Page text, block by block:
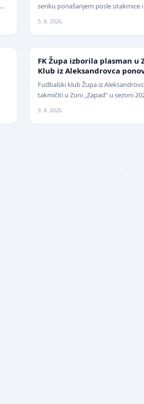
senku ponašanjem posle utakmice
5. 8. 2026.
FK Župa izborila plasman u
Klub iz Aleksandrovca
Fudbalski klub Župa iz
takmičiti u Zoni „Zapad“ u sezoni
3. 8. 2026.